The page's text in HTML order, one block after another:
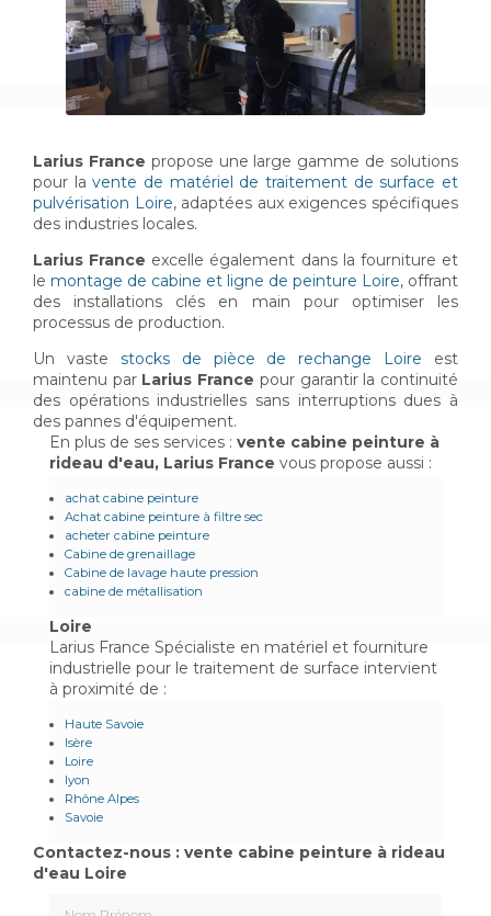
Larius France propose une large gamme de solutions
pour lavente de matériel de traitement de surface et
pulvérisation Loire, adaptées aux exigences spécifiques
des industries locales.
Larius France excelle également dans la fourniture et
le montage de cabine et ligne de peinture Loire, offrant
des installations clés en main pour optimiser les
processus de production.
Un vaste stocks de pièce de rechange Loire est
maintenu par Larius France pour garantir la continuité
des opérations industrielles sans interruptions dues à
des pannes d'équipement.
En plus de ses services : vente cabine peinture à
rideau d'eau, Larius France vous propose aussi :
achat cabine peinture
Achat cabine peinture à filtre sec
acheter cabine peinture
Cabine de grenaillage
Cabine de lavage haute pression
cabine de métallisation
Loire
Larius France Spécialiste en matériel et fourniture
industrielle pour le traitement de surface intervient
à proximité de :
Haute Savoie
Isère
Loire
lyon
Rhône Alpes
Savoie
Contactez-nous : vente cabine peinture à rideau
d'eau Loire